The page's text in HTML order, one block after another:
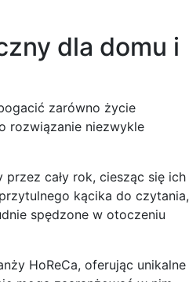
dla domu i
zarówno życie
rozwiązanie niezwykle
cały rok, ciesząc się ich
kącika do czytania,
spędzone w otoczeniu
HoReCa, oferując unikalne